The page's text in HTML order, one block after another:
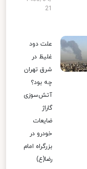
علت دود
غلیظ در
شرق تهران
چه بود؟
آتش‌سوزی
گاراژ
ضایعات
خودرو در
بزرگراه امام
رضا(ع)